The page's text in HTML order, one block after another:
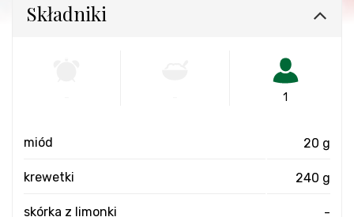
Składniki
1
miód 20 g
krewetki 240 g
skórka z limonki -